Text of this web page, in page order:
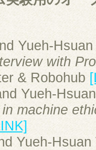
Yueh-
with
& Robohub
Yueh-
machine
Yueh-